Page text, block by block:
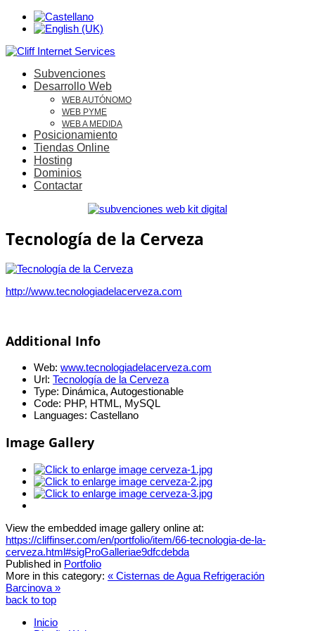
Subvenciones
Desarrollo Web
WEB AUTÓNOMO
WEB PYME
WEB A MEDIDA
Posicionamiento
Tiendas Online
Hosting
Dominios
Contactar
Tecnología de la Cerveza
http://www.tecnologiadelacerveza.com
Additional Info
Web: www.tecnologiadelacerveza.com
Url: Tecnología de la Cerveza
Type: Dinámica, Autogestionable
Code: PHP, HTML, MySQL
Languages: Castellano
Image Gallery
View the embedded image gallery online at:
https://cliffinser.com/en/portfolio/item/66-tecnologia-de-la-
cerveza.html#sigProGalleriae9dfcdebda
Published in Portfolio
More in this category: « Cisternas de Agua Refrigeración
Barcinova »
back to top
Inicio